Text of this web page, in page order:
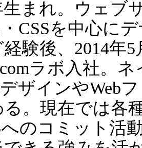
生まれ。ウェブ
CSSを中心に
験後、2014年
ラボ入社。
ザインやWeb
る。現在では各
へのコミット活